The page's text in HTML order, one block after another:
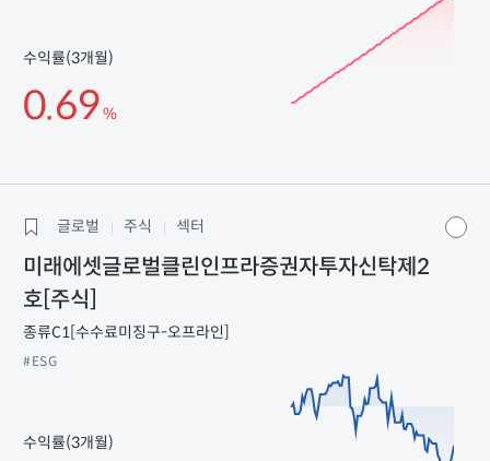
수익률(3개월)
0.69%
글로벌 주식 섹터
미래에셋글로벌클린인프라증권자투자신탁제2
호[주식]
종류C1[수수료미징구-오프라인]
#ESG
수익률(3개월)